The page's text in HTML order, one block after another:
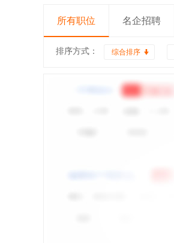
所有职位 名企招聘
排序方式： 综合排序